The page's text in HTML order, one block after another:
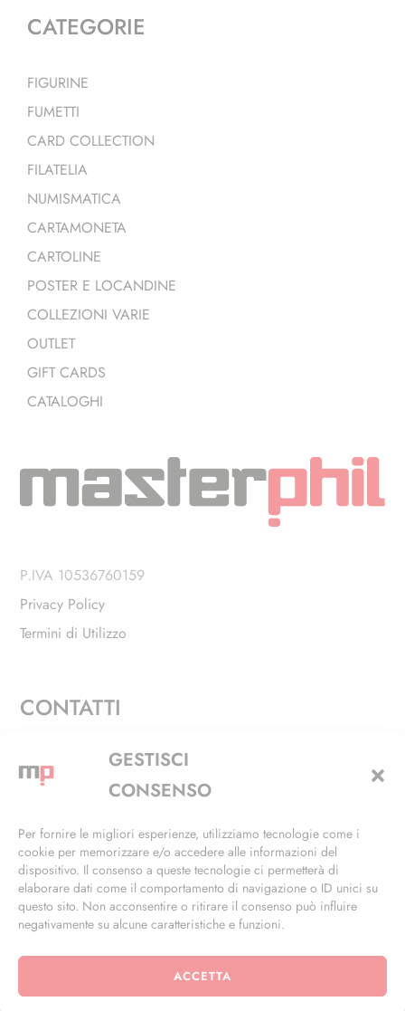
GESTISCI
CONSENSO
Per fornire le migliori esperienze, utilizziamo tecnologie come i
cookie per memorizzare e/o accedere alle informazioni del
dispositivo. Il consenso a queste tecnologie ci permetterà di
elaborare dati come il comportamento di navigazione o ID unici su
questo sito. Non acconsentire o ritirare il consenso può influire
negativamente su alcune caratteristiche e funzioni.
ACCETTA
CATEGORIE
FIGURINE
FUMETTI
CARD COLLECTION
FILATELIA
NUMISMATICA
CARTAMONETA
CARTOLINE
POSTER E LOCANDINE
COLLEZIONI VARIE
OUTLET
GIFT CARDS
CATALOGHI
P.IVA 10536760159
Privacy Policy
Termini di Utilizzo
CONTATTI
Via Alfieri, 27 - Trezzano Sul Naviglio (MI)
+39 02 4846 3155
info@masterphil.it